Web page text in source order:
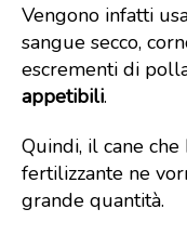
Vengono infatti
sangue secco,
escrementi di
appetibili.
Quindi, il cane che
fertilizzante ne
grande quantità.